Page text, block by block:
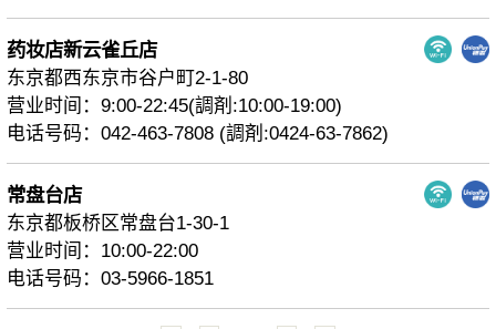
药妆店新云雀丘店
东京都西东京市谷户町2-1-80
营业时间：9:00-22:45(調剤:10:00-19:00)
电话号码：042-463-7808 (調剤:0424-63-7862)
常盘台店
东京都板桥区常盘台1-30-1
营业时间：10:00-22:00
电话号码：03-5966-1851